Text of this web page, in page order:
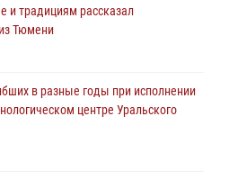
и традициям рассказал
Тюмени
в разные годы при исполнении
центре Уральского